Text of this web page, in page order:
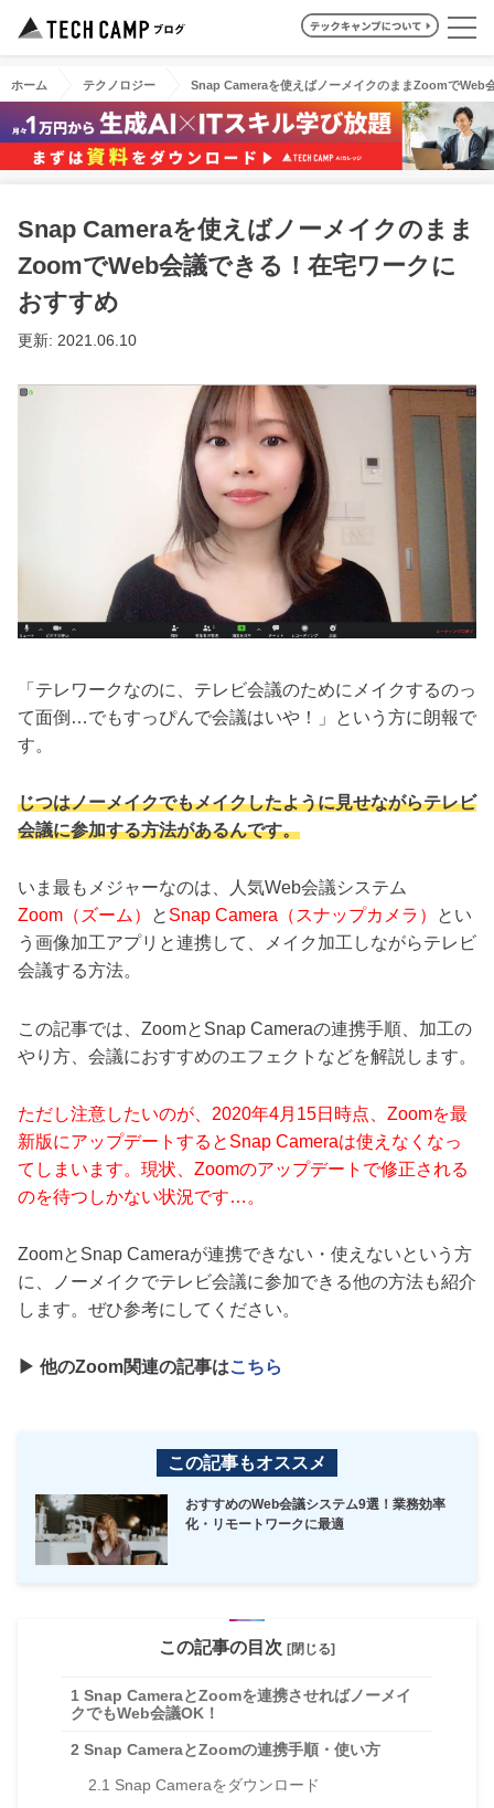
ホーム テクノロジー Snap Cameraを使えばノーメイクのままZoomでWeb
Snap Cameraを使えばノーメイクのまま
ZoomでWeb会議できる！在宅ワークに
おすすめ
更新: 2021.06.10
「テレワークなのに、テレビ会議のためにメイクするのっ
て面倒…でもすっぴんで会議はいや！」という方に朗報で
す。
じつはノーメイクでもメイクしたように見せながらテレビ
会議に参加する方法があるんです。
いま最もメジャーなのは、人気Web会議システム
Zoom（ズーム）
と Snap Camera（スナップカメラ）
とい
う画像加工アプリと連携して、メイク加工しながらテレビ
会議する方法。
この記事では、ZoomとSnap Cameraの連携手順、加工の
やり方、会議におすすめのエフェクトなどを解説します。
ただし注意したいのが、2020年4月15日時点、Zoomを最
新版にアップデートするとSnap Cameraは使えなくなっ
てしまいます。現状、Zoomのアップデートで修正される
のを待つしかない状況です…。
ZoomとSnap Cameraが連携できない・使えないという方
に、ノーメイクでテレビ会議に参加できる他の方法も紹介
します。ぜひ参考にしてください。
▶ 他のZoom関連の記事はこちら
この記事もオススメ
おすすめのWeb会議システム9選！業務効率
化・リモートワークに最適
この記事の目次 [閉じる]
1 Snap CameraとZoomを連携させればノーメイ
クでもWeb会議OK！
2 Snap CameraとZoomの連携手順・使い方
2.1 Snap Cameraをダウンロード